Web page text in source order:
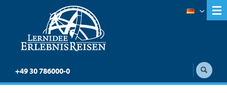
+49 30 786000-0